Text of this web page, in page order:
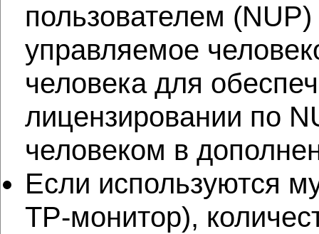
пользователем
управляемое
человека для
лицензировании по
человеком в
Если используются
TP-монитор),